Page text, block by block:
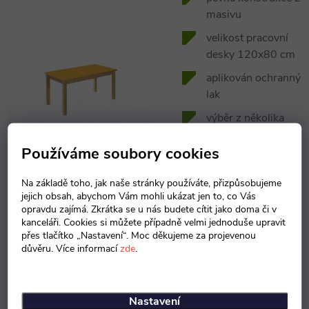
Používáme soubory cookies
Na základě toho, jak naše stránky používáte, přizpůsobujeme
jejich obsah, abychom Vám mohli ukázat jen to, co Vás
opravdu zajímá. Zkrátka se u nás budete cítit jako doma či v
kanceláři. Cookies si můžete případně velmi jednoduše upravit
přes tlačítko „Nastavení“. Moc děkujeme za projevenou
důvěru. Více informacízde.
Nastavení
masivu
velikost pracovní
desky 120x80 cm
aplikován ochranný
lak
výběr z několika
pracovní deska z
barva desky dle
vašeho výběru
česká výroba